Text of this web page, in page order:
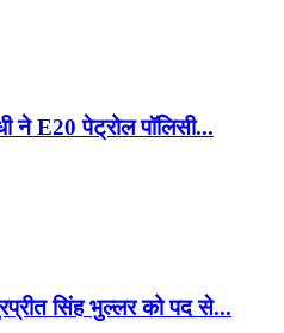
ने E20 पेट्रोल पॉलिसी...
सिंह भुल्लर को पद से...